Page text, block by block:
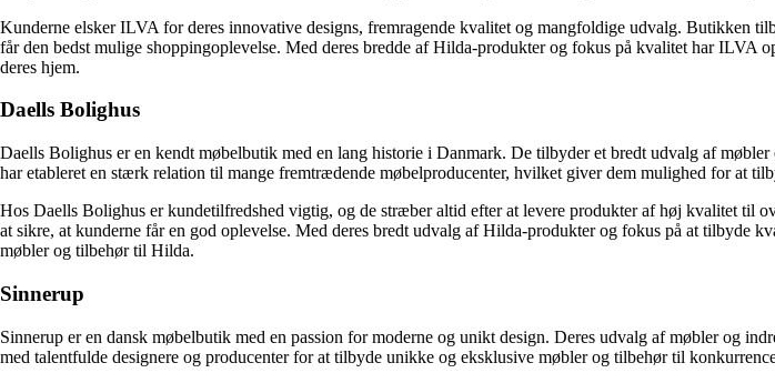
Kunderne elsker ILVA for deres innovative designs, fremragende kvalitet og mangfoldige udvalg. Butikken
får den bedst mulige shoppingoplevelse. Med deres bredde af Hilda-produkter og fokus på kvalitet har ILVA
deres hjem.
Daells Bolighus
Daells Bolighus er en kendt møbelbutik med en lang historie i Danmark. De tilbyder et bredt udvalg af
har etableret en stærk relation til mange fremtrædende møbelproducenter, hvilket giver dem mulighed for at
Hos Daells Bolighus er kundetilfredshed vigtig, og de stræber altid efter at levere produkter af høj kvalitet til
at sikre, at kunderne får en god oplevelse. Med deres bredt udvalg af Hilda-produkter og fokus på at tilbyde
møbler og tilbehør til Hilda.
Sinnerup
Sinnerup er en dansk møbelbutik med en passion for moderne og unikt design. Deres udvalg af møbler og
med talentfulde designere og producenter for at tilbyde unikke og eksklusive møbler og tilbehør til